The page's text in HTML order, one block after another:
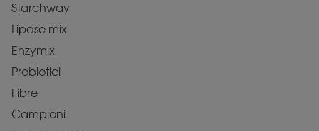
Starchway
Lipase mix
Enzymix
Probiotici
Fibre
Campioni